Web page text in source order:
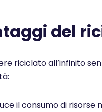
del
riciclato all’infinito
il consumo di risorse